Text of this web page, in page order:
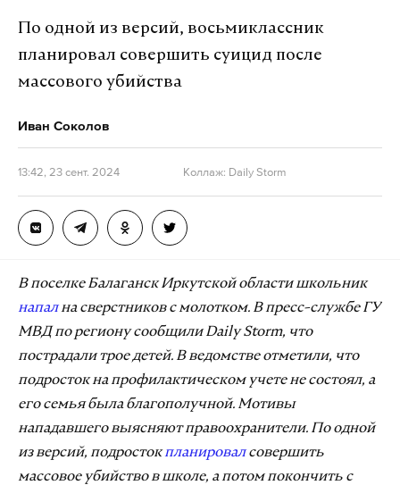
По одной из версий, восьмиклассник
планировал совершить суицид после
массового убийства
Иван Соколов
13:42, 23 сент. 2024 Коллаж: Daily Storm
В поселке Балаганск Иркутской области школьник
напална сверстников с молотком. В пресс-службе ГУ
МВД по региону сообщили Daily Storm, что
пострадали трое детей. В ведомстве отметили, что
подросток на профилактическом учете не состоял, а
его семья была благополучной. Мотивы
нападавшего выясняют правоохранители. По одной
из версий, подростокпланировалсовершить
массовое убийство в школе, а потом покончить с